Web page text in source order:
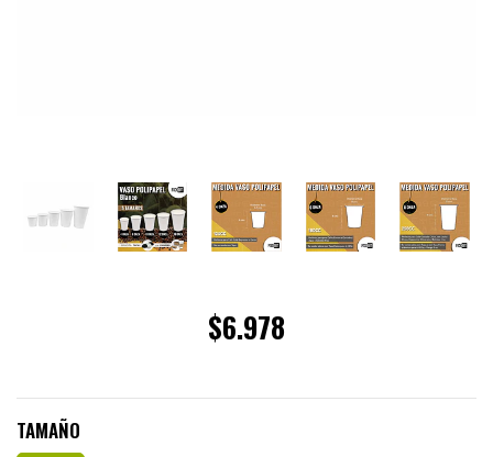
$6.978
TAMAÑO